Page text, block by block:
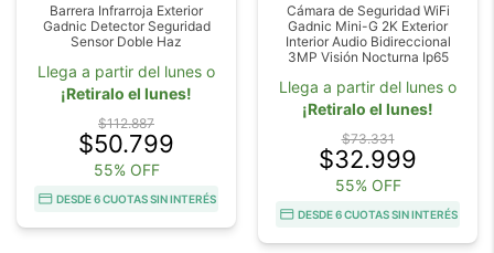
Barrera Infrarroja Exterior
Gadnic Detector Seguridad
Sensor Doble Haz
Llega a partir del lunes o
¡Retiralo el lunes!
$112.887
$50.799
55% OFF
DESDE 6 CUOTAS SIN INTERÉS
Cámara de Seguridad WiFi
Gadnic Mini-G 2K Exterior
Interior Audio Bidireccional
3MP Visión Nocturna Ip65
Llega a partir del lunes o
¡Retiralo el lunes!
$73.331
$32.999
55% OFF
DESDE 6 CUOTAS SIN INTERÉS